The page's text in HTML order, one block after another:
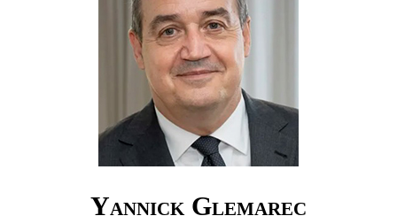
Yannick Glemarec